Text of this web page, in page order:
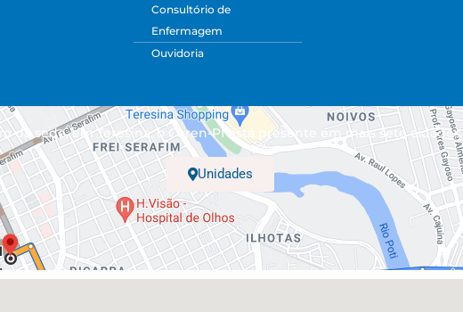
Consultório de
Enfermagem
Ouvidoria
da sede, em Teresina, o Coren-PI está presente em mais sete cidades.
Unidades